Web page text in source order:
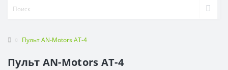
Пульт AN-Motors AT-4
Пульт AN-Motors AT-4